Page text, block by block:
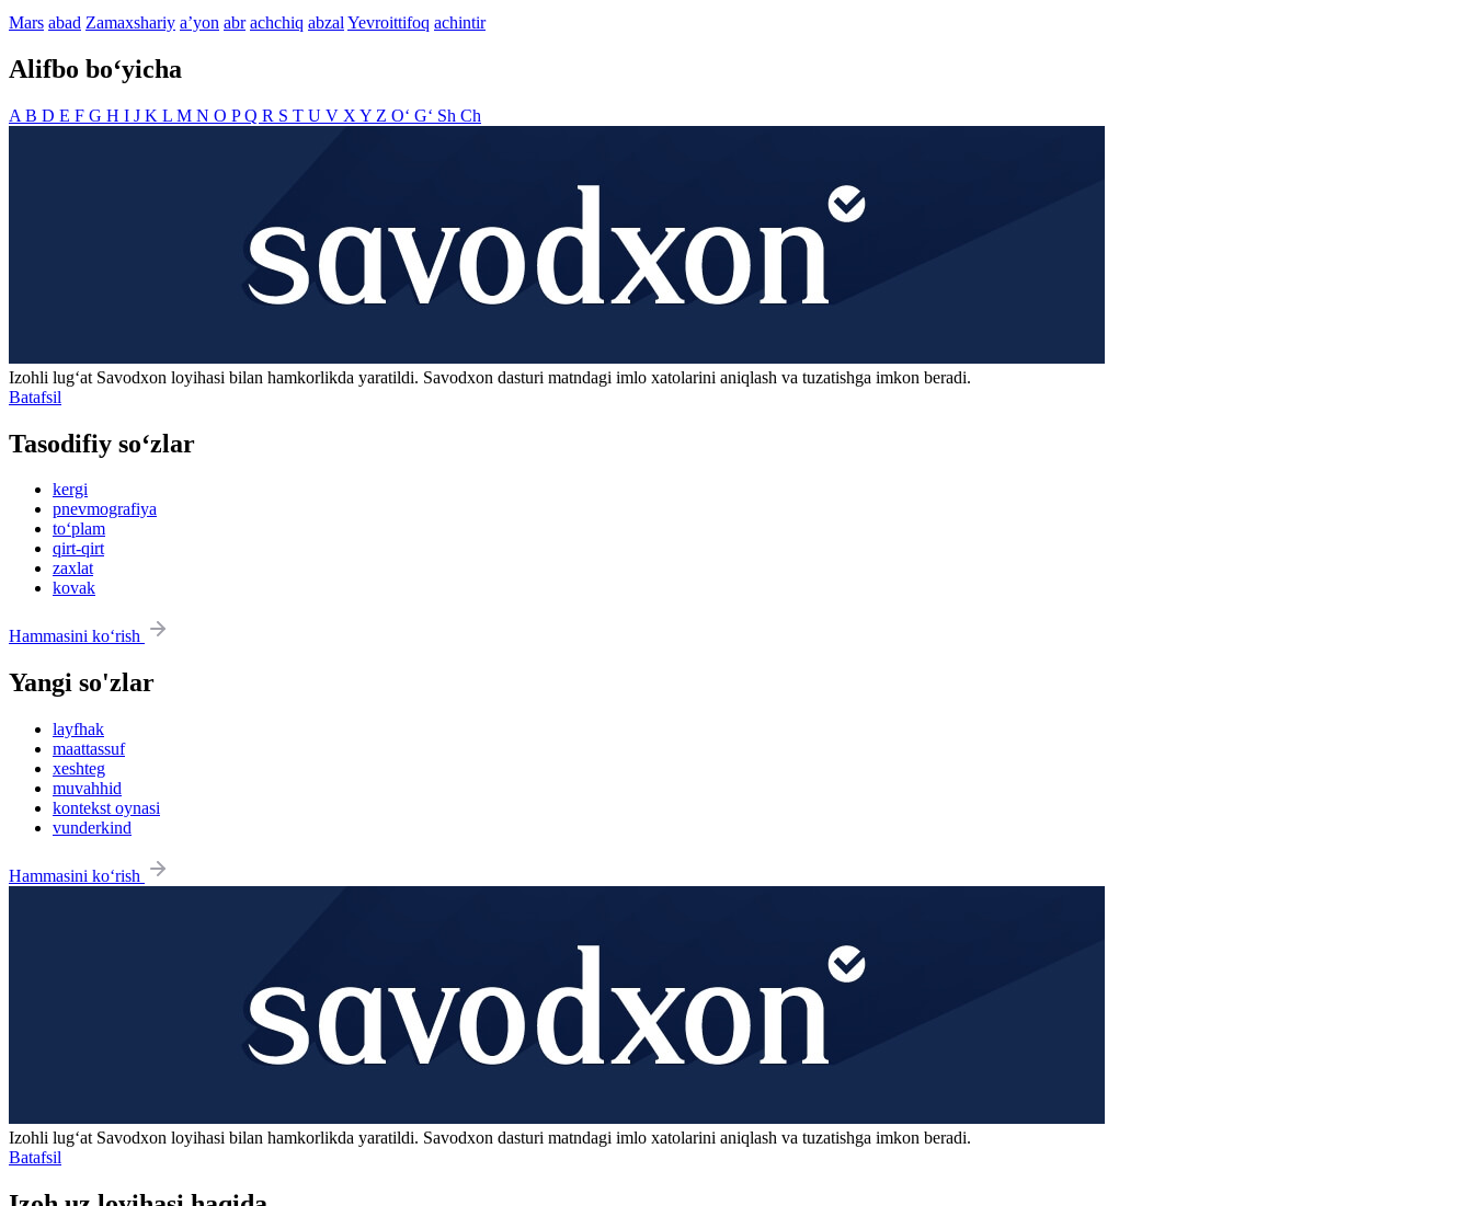
Mars abad Zamaxshariy aʼyon abr achchiq abzal Yevroittifoq achintir
Alifbo bo‘yicha
A B D E F G H I J K L M N O PQ R S T U V X Y Z O‘ G‘ Sh Ch
Izohli lugʻat Savodxon loyihasi bilan hamkorlikda yaratildi. Savodxon dasturi matndagi imlo xatolarini aniqlash va tuzatishga imkon beradi.
Batafsil
Tasodifiy so‘zlar
kergi
pnevmografiya
to‘plam
qirt-qirt
zaxlat
kovak
Hammasini ko‘rish
Yangi so'zlar
layfhak
maattassuf
xeshteg
muvahhid
kontekst oynasi
vunderkind
Hammasini ko‘rish
Izohli lugʻat Savodxon loyihasi bilan hamkorlikda yaratildi. Savodxon dasturi matndagi imlo xatolarini aniqlash va tuzatishga imkon beradi.
Batafsil